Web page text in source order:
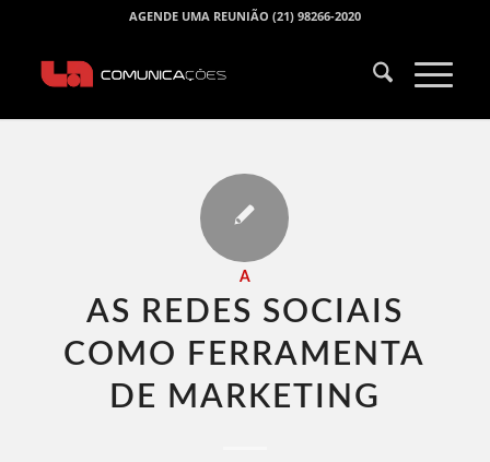
AGENDE UMA REUNIÃO (21) 98266-2020
A
AS REDES SOCIAIS
COMO FERRAMENTA
DE MARKETING​